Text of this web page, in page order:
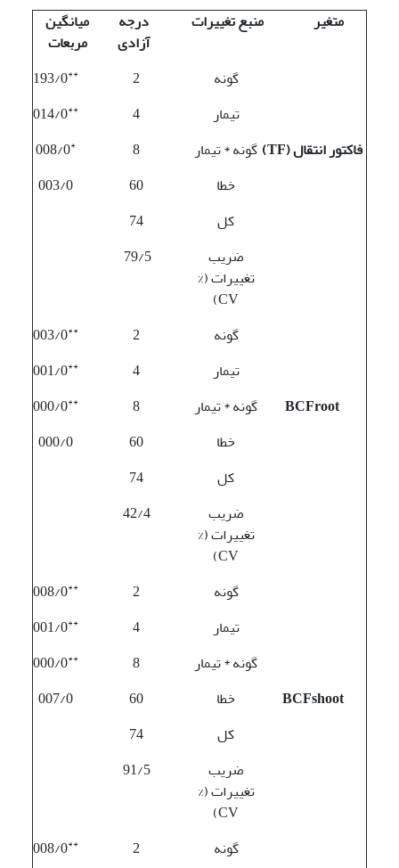
متغیر
منبع تغییرات
درجه
آزادی
میانگین
مربعات
گونه
2
**
193/0
تیمار
4
**
014/0
فاکتور انتقال (TF
) گونه * تیمار 8
*
008/0
خطا
60
003/0
کل
74
ضریب
تغییرات (%
CV)
79/5
گونه 2
**
003/0
تیمار
4
**
001/0
BCFroot
گونه * تیمار 8
**
000/0
خطا
60
000/0
کل
74
ضریب
تغییرات (%
CV)
42/4
گونه 2
**
008/0
تیمار
4
**
001/0
گونه * تیمار
8
**
000/0
BCFshoot
خطا 60
007/0
کل
74
ضریب
تغییرات (%
CV)
91/5
گونه 2
**
008/0